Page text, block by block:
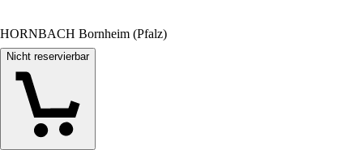
HORNBACH Bornheim (Pfalz)
Nicht reservierbar